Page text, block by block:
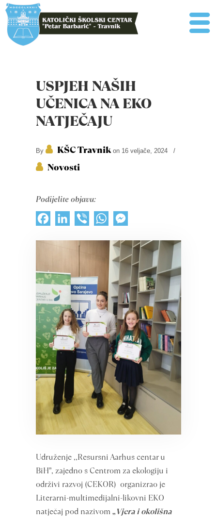
USPJEH NAŠIH
UČENICA NA EKO
NATJEČAJU
By KŠC Travnikon 16 veljače, 2024 /
Novosti
Podijelite objavu:
FacebookLinkedInViber WhatsApp
Udruženje ,,Resursni Aarhus centar u
BiH”, zajedno s Centrom za ekologiju i
održivi razvoj (CEKOR) organizrao je
Literarni-multimedijalni-likovni EKO
natječaj pod nazivom „Vjera i okolišna